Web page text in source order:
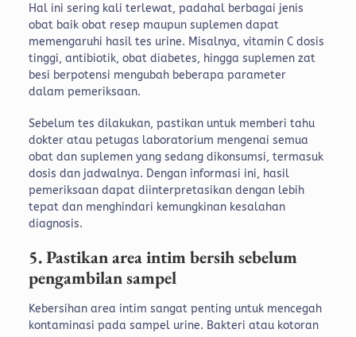
Hal ini sering kali terlewat, padahal berbagai jenis
obat baik obat resep maupun suplemen dapat
memengaruhi hasil tes urine. Misalnya, vitamin C dosis
tinggi, antibiotik, obat diabetes, hingga suplemen zat
besi berpotensi mengubah beberapa parameter
dalam pemeriksaan.
Sebelum tes dilakukan, pastikan untuk memberi tahu
dokter atau petugas laboratorium mengenai semua
obat dan suplemen yang sedang dikonsumsi, termasuk
dosis dan jadwalnya. Dengan informasi ini, hasil
pemeriksaan dapat diinterpretasikan dengan lebih
tepat dan menghindari kemungkinan kesalahan
diagnosis.
5. Pastikan area intim bersih sebelum
pengambilan sampel
Kebersihan area intim sangat penting untuk mencegah
kontaminasi pada sampel urine. Bakteri atau kotoran